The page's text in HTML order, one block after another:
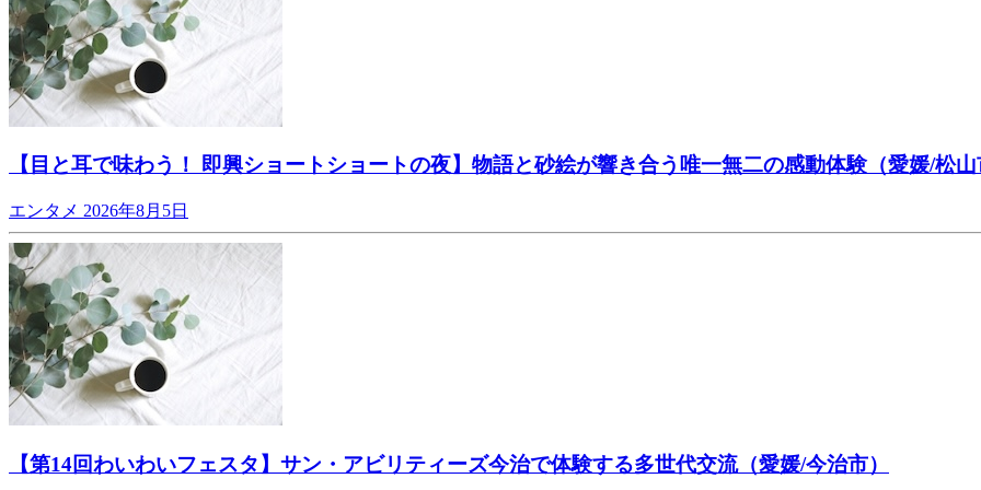
【目と耳で味わう！ 即興ショートショートの夜】物語と砂絵が響き合う唯一無二の感動体験（愛媛/松
エンタメ 2026年8月5日
【第14回わいわいフェスタ】サン・アビリティーズ今治で体験する多世代交流（愛媛/今治市）